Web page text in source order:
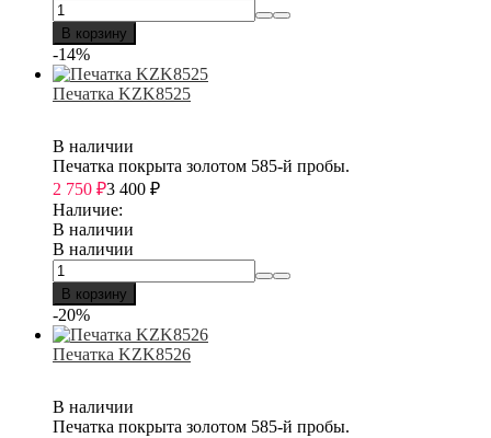
В корзину
-14%
Печатка KZK8525
В наличии
Печатка покрыта золотом 585-й пробы.
2 750 ₽3 400 ₽
Наличие:
В наличии
В наличии
В корзину
-20%
Печатка KZK8526
В наличии
Печатка покрыта золотом 585-й пробы.